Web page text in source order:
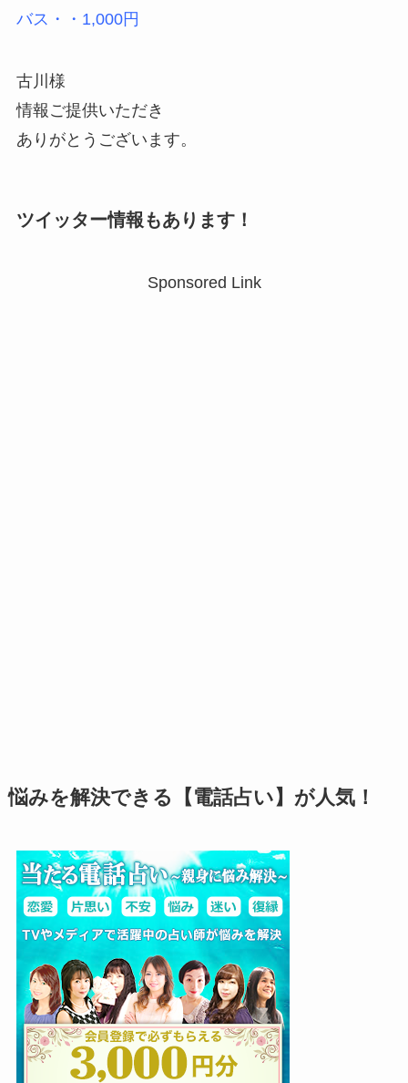
バス・・1,000円
古川様
情報ご提供いただき
ありがとうございます。
ツイッター情報もあります！
Sponsored Link
悩みを解決できる【電話占い】が人気！